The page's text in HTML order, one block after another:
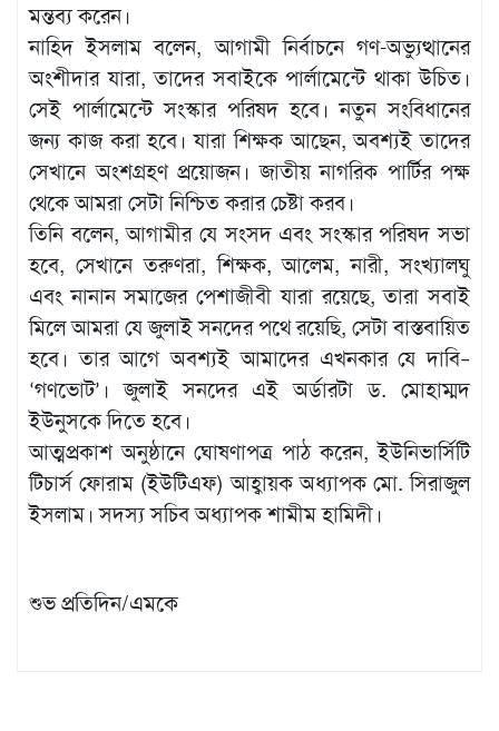
মন্তব্য করেন।
নাহিদ ইসলাম বলেন, আগামী নির্বাচনে গণ-অভ্যুত্থানের
অংশীদার যারা, তাদের সবাইকে পার্লামেন্টে থাকা উচিত।
সেই পার্লামেন্টে সংস্কার পরিষদ হবে। নতুন সংবিধানের
জন্য কাজ করা হবে। যারা শিক্ষক আছেন, অবশ্যই তাদের
সেখানে অংশগ্রহণ প্রয়োজন। জাতীয় নাগরিক পার্টির পক্ষ
থেকে আমরা সেটা নিশ্চিত করার চেষ্টা করব।
তিনি বলেন, আগামীর যে সংসদ এবং সংস্কার পরিষদ সভা
হবে, সেখানে তরুণরা, শিক্ষক, আলেম, নারী, সংখ্যালঘু
এবং নানান সমাজের পেশাজীবী যারা রয়েছে, তারা সবাই
মিলে আমরা যে জুলাই সনদের পথে রয়েছি, সেটা বাস্তবায়িত
হবে। তার আগে অবশ্যই আমাদের এখনকার যে দাবি–
‘গণভোট’। জুলাই সনদের এই অর্ডারটা ড. মোহাম্মদ
ইউনুসকে দিতে হবে।
আত্মপ্রকাশ অনুষ্ঠানে ঘোষণাপত্র পাঠ করেন, ইউনিভার্সিটি
টিচার্স ফোরাম (ইউটিএফ) আহ্বায়ক অধ্যাপক মো. সিরাজুল
ইসলাম। সদস্য সচিব অধ্যাপক শামীম হামিদী।
শুভ প্রতিদিন/এমকে